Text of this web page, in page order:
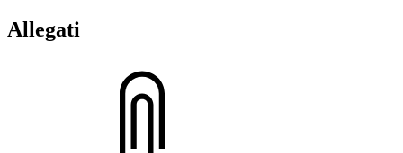
Allegati